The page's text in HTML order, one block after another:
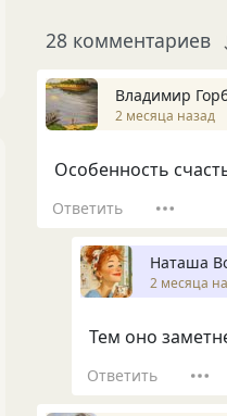
28 комментариев
Владимир
2 месяца назад
Особенность
Ответить
Наташа
2 месяца
Тем оно
Ответить